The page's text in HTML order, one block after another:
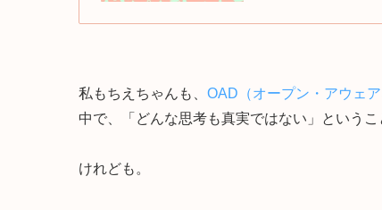
私もちえちゃんも、 OAD（オープン・アウェ
中で、「どんな思考も真実ではない」というこ
けれども。